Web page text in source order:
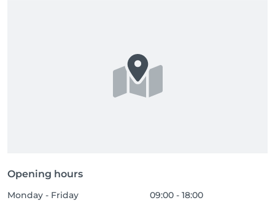
Opening hours
Monday - Friday 09:00 - 18:00